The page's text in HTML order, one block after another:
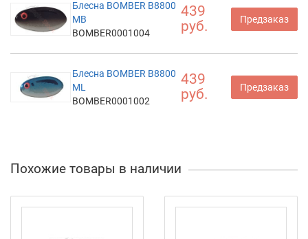
Блесна BOMBER B8800
MB
BOMBER0001004
439
руб.
Предзаказ
Блесна BOMBER B8800
ML
BOMBER0001002
439
руб.
Предзаказ
Похожие товары в наличии